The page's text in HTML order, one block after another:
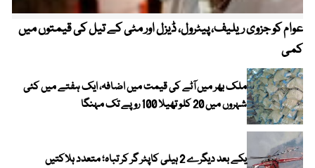
عوام کو جزوی ریلیف، پیٹرول، ڈیزل اور مٹی کے تیل کی قیمتوں میں
کمی
ملک بھر میں آٹے کی قیمت میں اضافہ، ایک ہفتے میں کئی
شہروں میں 20 کلو تھیلا 100 روپے تک مہنگا
یکے بعد دیگرے 2 ہیلی کاپٹر گر کر تباہ؛ متعدد ہلاکتیں